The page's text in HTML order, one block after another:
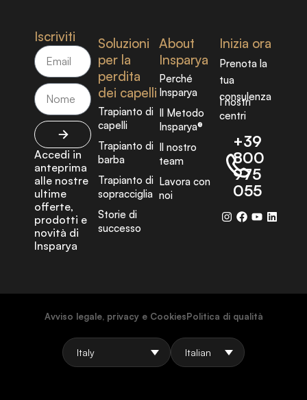
Iscriviti
Accedi in
anteprima
alle nostre
ultime
offerte,
prodotti e
novità di
Insparya
Soluzioni
per la
perdita
dei capelli
Trapianto di
capelli
Trapianto di
barba
Trapianto di
sopracciglia
Storie di
successo
About
Insparya
Perché
Insparya
Il Metodo
Insparya®
Il nostro
team
Lavora con
noi
Inizia ora
Prenota la
tua
consulenza
I nostri
centri
+39
800
975
055
Avviso legale, privacy e CookiesPolitica di qualità